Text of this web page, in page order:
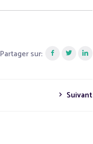
Partager sur:
Suivant